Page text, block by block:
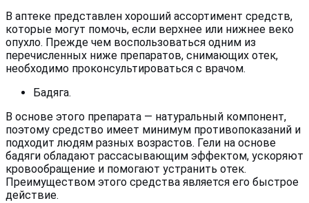
В аптеке представлен хороший ассортимент средств,
которые могут помочь, если верхнее или нижнее веко
опухло. Прежде чем воспользоваться одним из
перечисленных ниже препаратов, снимающих отек,
необходимо проконсультироваться с врачом.
Бадяга.
В основе этого препарата — натуральный компонент,
поэтому средство имеет минимум противопоказаний и
подходит людям разных возрастов. Гели на основе
бадяги обладают рассасывающим эффектом, ускоряют
кровообращение и помогают устранить отек.
Преимуществом этого средства является его быстрое
действие.